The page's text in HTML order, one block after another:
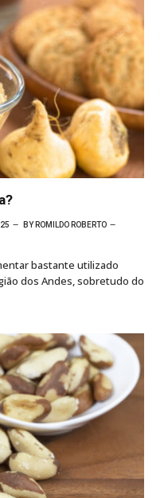
BY ROMILDO ROBERTO
bastante utilizado
dos Andes, sobretudo do